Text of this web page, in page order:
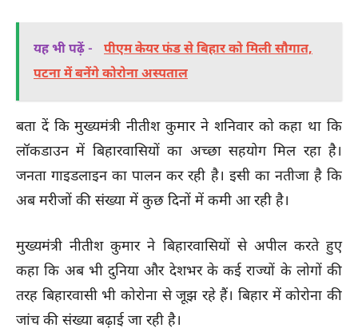
यह भी पढ़ें -
पीएम केयर फंड से बिहार को मिली सौगात,
पटना में बनेंगे कोरोना अस्पताल
बता दें कि मुख्यमंत्री नीतीश कुमार ने शनिवार को कहा था कि
लॉकडाउन में बिहारवासियों का अच्छा सहयोग मिल रहा है।
जनता गाइडलाइन का पालन कर रही है। इसी का नतीजा है कि
अब मरीजों की संख्या में कुछ दिनों में कमी आ रही है।
मुख्यमंत्री नीतीश कुमार ने बिहारवासियों से अपील करते हुए
कहा कि अब भी दुनिया और देशभर के कई राज्यों के लोगों की
तरह बिहारवासी भी कोरोना से जूझ रहे हैं। बिहार में कोरोना की
जांच की संख्या बढ़ाई जा रही है।